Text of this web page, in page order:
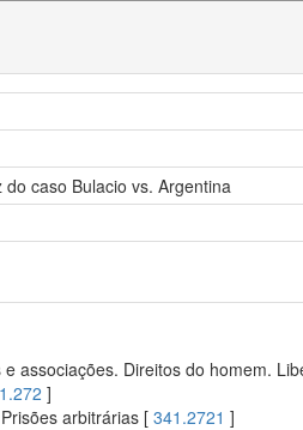
caso Bulacio vs. Argentina
associações. Direitos do homem.
]
arbitrárias [ 341.2721 ]